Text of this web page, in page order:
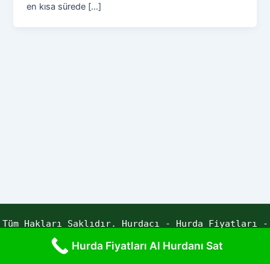
en kısa sürede […]
Tüm Hakları Saklıdır. Hurdacı - Hurda Fiyatları -
Yaren Hurda | Powered by ECE YAZILIM
Hurda Fiyatları Al Hurdanı Sat